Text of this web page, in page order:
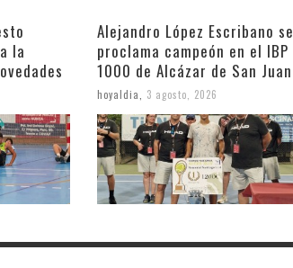
la
Alejandro López Escribano se
proclama campeón en el IBP
1000 de Alcázar de San Juan
hoyaldia 3 agosto, 2026